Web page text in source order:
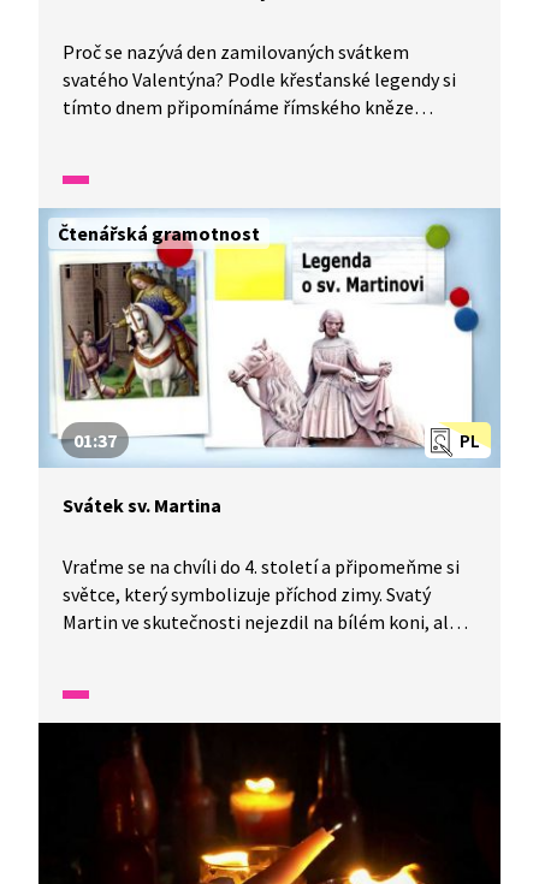
Proč se nazývá den zamilovaných svátkem
svatého Valentýna? Podle křesťanské legendy si
tímto dnem připomínáme římského kněze
soustředili pouze na válčení. Toho ale Valentýn
nedbal, a tak byl za to 14. února v roce 270
popraven.
Čtenářská gramotnost
PL
01:37
Svátek sv. Martina
Vraťme se na chvíli do 4. století a připomeňme si
světce, který symbolizuje příchod zimy. Svatý
Martin ve skutečnosti nejezdil na bílém koni, ale
na bílém koni“ je známá, ale znáte některou
z legend o tomto světci?